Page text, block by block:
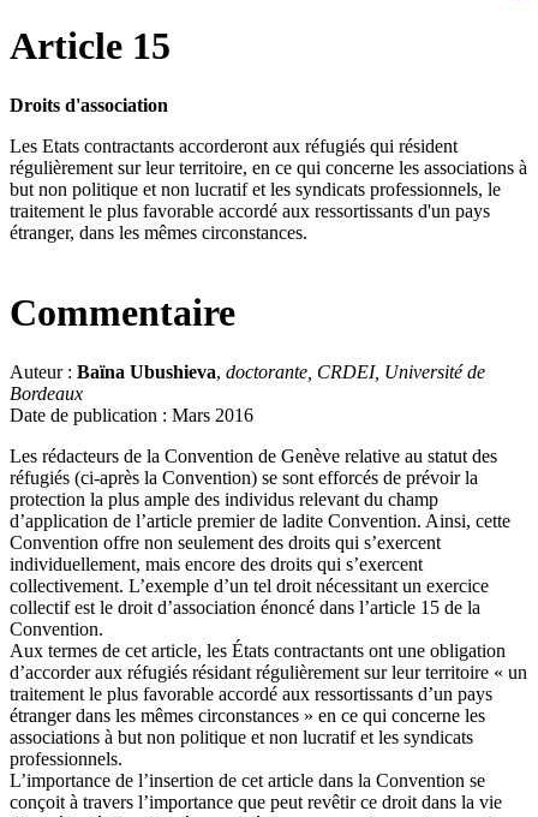
Article 15
Droits d'association
Les Etats contractants accorderont aux réfugiés qui résident
régulièrement sur leur territoire, en ce qui concerne les associations à
but non politique et non lucratif et les syndicats professionnels, le
traitement le plus favorable accordé aux ressortissants d'un pays
étranger, dans les mêmes circonstances.
Commentaire
Auteur : Baïna Ubushieva, doctorante, CRDEI, Université de
Bordeaux
Date de publication : Mars 2016
Les rédacteurs de la Convention de Genève relative au statut des
réfugiés (ci-après la Convention) se sont efforcés de prévoir la
protection la plus ample des individus relevant du champ
d’application de l’article premier de ladite Convention. Ainsi, cette
Convention offre non seulement des droits qui s’exercent
individuellement, mais encore des droits qui s’exercent
collectivement. L’exemple d’un tel droit nécessitant un exercice
collectif est le droit d’association énoncé dans l’article 15 de la
Convention.
Aux termes de cet article, les États contractants ont une obligation
d’accorder aux réfugiés résidant régulièrement sur leur territoire « un
traitement le plus favorable accordé aux ressortissants d’un pays
étranger dans les mêmes circonstances » en ce qui concerne les
associations à but non politique et non lucratif et les syndicats
professionnels.
L’importance de l’insertion de cet article dans la Convention se
conçoit à travers l’importance que peut revêtir ce droit dans la vie